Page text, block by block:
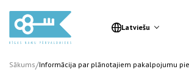
Latviešu
Sākums/Informācija par plānotajiem pakalpojumu